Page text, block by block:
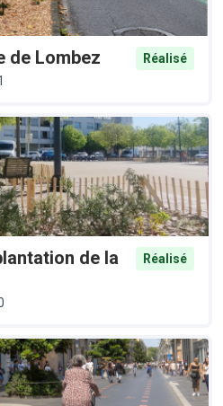
de Lombez
Réalisé
de la
Réalisé